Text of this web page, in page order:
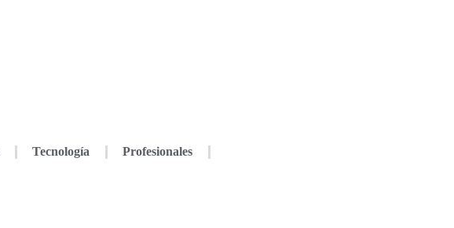
Tecnología Profesionales